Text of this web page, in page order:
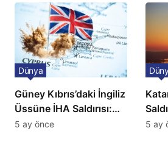
Güney Kıbrıs’daki İngiliz
Üssüne İHA Saldırısı:
Patlama, Sirenler ve
Dünya
5 ay önce 5 ay